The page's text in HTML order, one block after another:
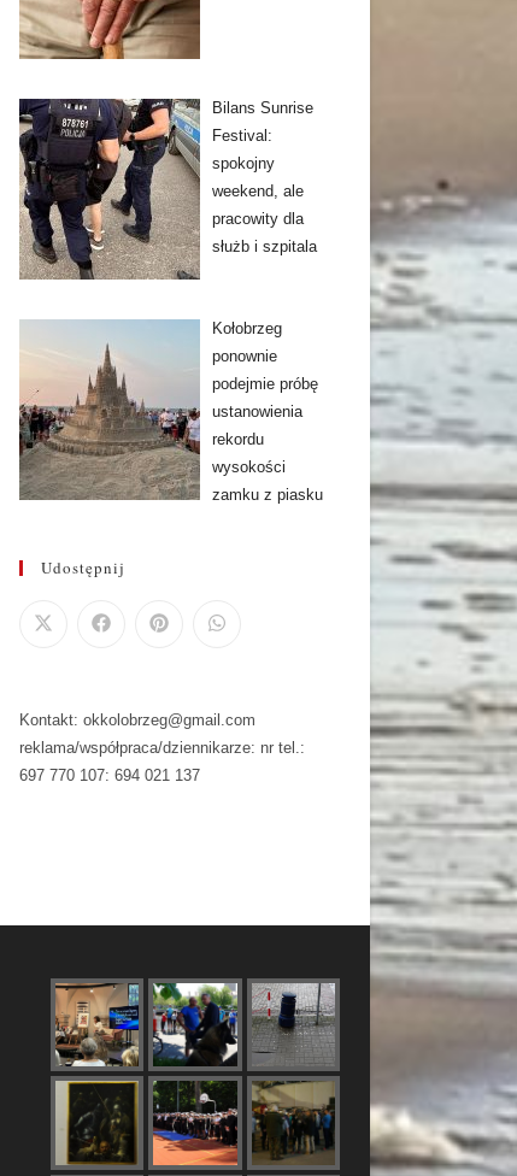
Bilans Sunrise
Festival:
spokojny
weekend, ale
pracowity dla
służb i szpitala
Kołobrzeg
ponownie
podejmie próbę
ustanowienia
rekordu
wysokości
zamku z piasku
Udostępnij
Kontakt: okkolobrzeg@gmail.com
reklama/współpraca/dziennikarze: nr tel.:
697 770 107: 694 021 137